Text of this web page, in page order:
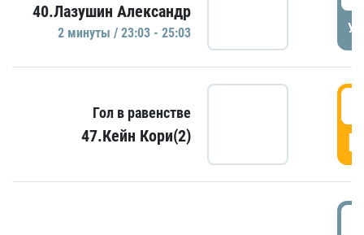
40.Лазушин Александр
2 минуты / 23:03 - 25:03
Гол в равенстве
47.Кейн Кори(2)